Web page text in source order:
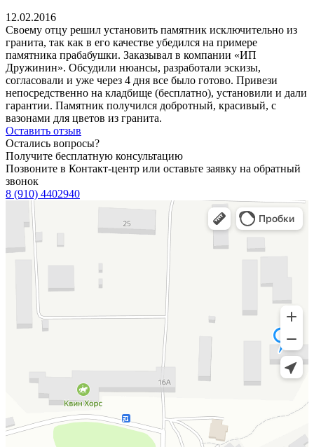
12.02.2016
Своему отцу решил установить памятник исключительно из
гранита, так как в его качестве убедился на примере
памятника прабабушки. Заказывал в компании «ИП
Дружинин». Обсудили нюансы, разработали эскизы,
согласовали и уже через 4 дня все было готово. Привези
непосредственно на кладбище (бесплатно), установили и дали
гарантии. Памятник получился добротный, красивый, с
вазонами для цветов из гранита.
Оставить отзыв
Остались вопросы?
Получите бесплатную консультацию
Позвоните в Контакт-центр или оставьте заявку на обратный
звонок
8 (910) 4402940